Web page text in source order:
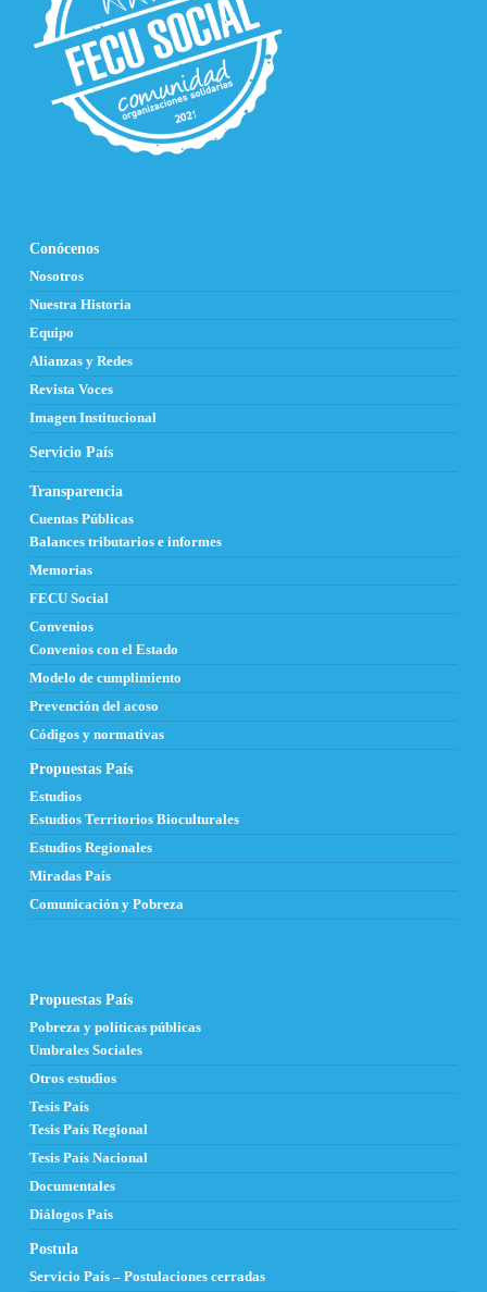
Conócenos
Nosotros
Nuestra Historia
Equipo
Alianzas y Redes
Revista Voces
Imagen Institucional
Servicio País
Transparencia
Cuentas Públicas
Balances tributarios e informes
Memorias
FECU Social
Convenios
Convenios con el Estado
Modelo de cumplimiento
Prevención del acoso
Códigos y normativas
Propuestas País
Estudios
Estudios Territorios Bioculturales
Estudios Regionales
Miradas País
Comunicación y Pobreza
Propuestas País
Pobreza y políticas públicas
Umbrales Sociales
Otros estudios
Tesis País
Tesis País Regional
Tesis País Nacional
Documentales
Diálogos País
Postula
Servicio País – Postulaciones cerradas